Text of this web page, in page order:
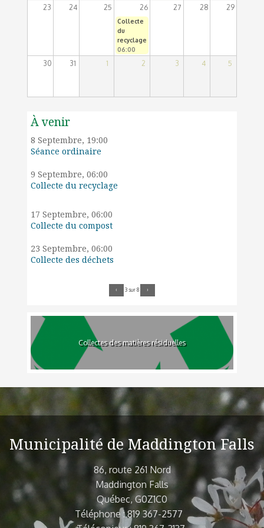
23 24 25 26 27 28 29
Collecte
du
recyclage
06:00
30 31 1 2 3 4 5
À venir
8 Septembre, 19:00
Séance ordinaire
9 Septembre, 06:00
Collecte du recyclage
17 Septembre, 06:00
Collecte du compost
23 Septembre, 06:00
Collecte des déchets
‹ 3 sur 8 ›
Collectes des matières résiduelles
Municipalité de Maddington Falls
86, route 261 Nord
Maddington Falls
Québec, G0Z1C0
Téléphone : 819 367-2577